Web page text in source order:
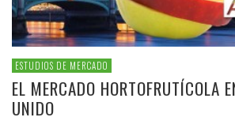
ESTUDIOS DE MERCADO
EL MERCADO HORTOFRUTÍCOLA
UNIDO